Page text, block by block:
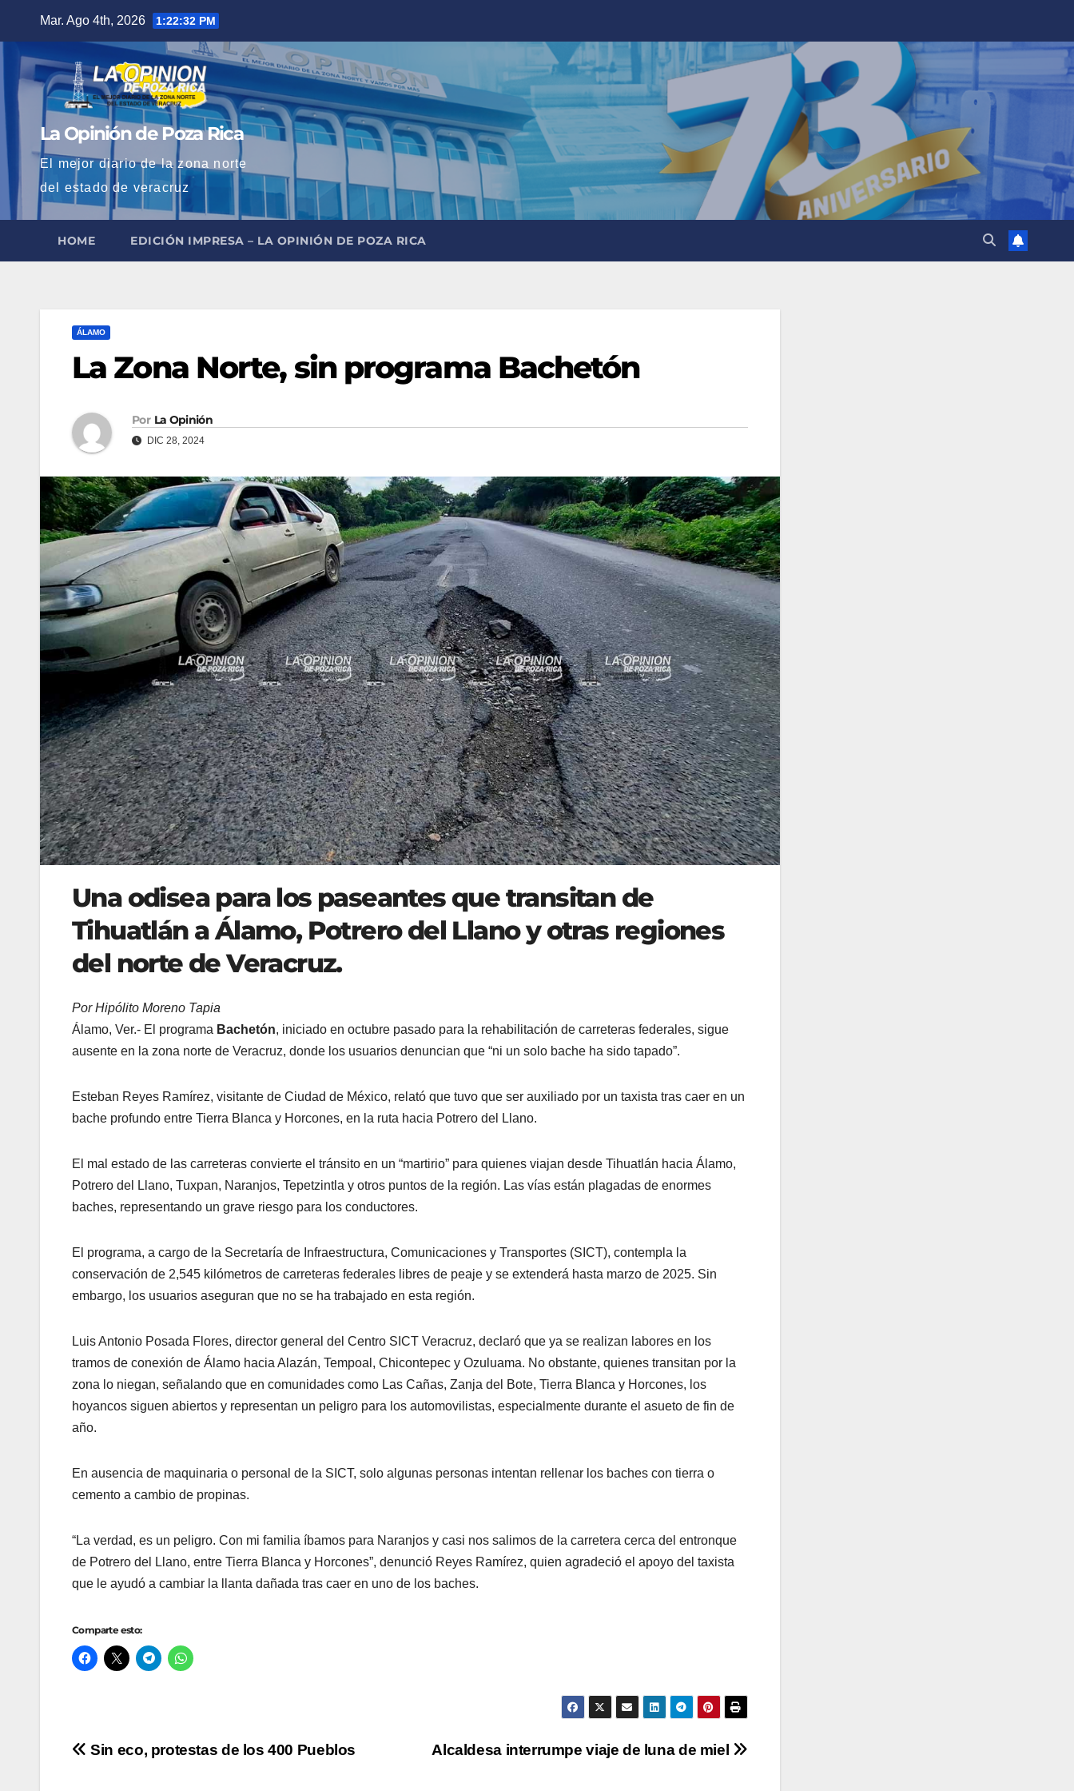
contenido
Mar. Ago 4th, 2026 1:22:33 PM
La Opinión de Poza Rica
El mejor diario de la zona norte
del estado de veracruz
HOME EDICIÓN IMPRESA – LA OPINIÓN DE POZA RICA
ÁLAMO
La Zona Norte, sin programa Bachetón
Por La Opinión
DIC 28, 2024
Una odisea para los paseantes que transitan de
Tihuatlán a Álamo, Potrero del Llano y otras regiones
del norte de Veracruz.
Por Hipólito Moreno Tapia
Álamo, Ver.- El programa Bachetón, iniciado en octubre pasado para la rehabilitación de carreteras federales, sigue
ausente en la zona norte de Veracruz, donde los usuarios denuncian que “ni un solo bache ha sido tapado”.
Esteban Reyes Ramírez, visitante de Ciudad de México, relató que tuvo que ser auxiliado por un taxista tras caer en un
bache profundo entre Tierra Blanca y Horcones, en la ruta hacia Potrero del Llano.
El mal estado de las carreteras convierte el tránsito en un “martirio” para quienes viajan desde Tihuatlán hacia Álamo,
Potrero del Llano, Tuxpan, Naranjos, Tepetzintla y otros puntos de la región. Las vías están plagadas de enormes
baches, representando un grave riesgo para los conductores.
El programa, a cargo de la Secretaría de Infraestructura, Comunicaciones y Transportes (SICT), contempla la
conservación de 2,545 kilómetros de carreteras federales libres de peaje y se extenderá hasta marzo de 2025. Sin
embargo, los usuarios aseguran que no se ha trabajado en esta región.
Luis Antonio Posada Flores, director general del Centro SICT Veracruz, declaró que ya se realizan labores en los
tramos de conexión de Álamo hacia Alazán, Tempoal, Chicontepec y Ozuluama. No obstante, quienes transitan por la
zona lo niegan, señalando que en comunidades como Las Cañas, Zanja del Bote, Tierra Blanca y Horcones, los
hoyancos siguen abiertos y representan un peligro para los automovilistas, especialmente durante el asueto de fin de
año.
En ausencia de maquinaria o personal de la SICT, solo algunas personas intentan rellenar los baches con tierra o
cemento a cambio de propinas.
“La verdad, es un peligro. Con mi familia íbamos para Naranjos y casi nos salimos de la carretera cerca del entronque
de Potrero del Llano, entre Tierra Blanca y Horcones”, denunció Reyes Ramírez, quien agradeció el apoyo del taxista
que le ayudó a cambiar la llanta dañada tras caer en uno de los baches.
Comparte esto:
Navegación
Alcaldesa interrumpe viaje de luna de miel
Sin eco, protestas de los 400 Pueblos